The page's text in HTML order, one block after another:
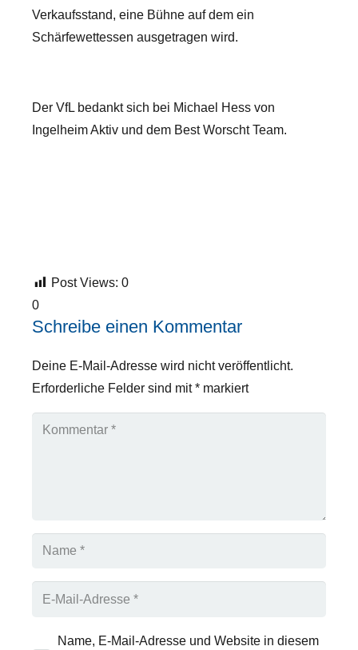
Verkaufsstand, eine Bühne auf dem ein
Schärfewettessen ausgetragen wird.
Der VfL bedankt sich bei Michael Hess von
Ingelheim Aktiv und dem Best Worscht Team.
Post Views: 0
0
Schreibe einen Kommentar
Deine E-Mail-Adresse wird nicht veröffentlicht.
Erforderliche Felder sind mit* markiert
Name, E-Mail-Adresse und Website in diesem